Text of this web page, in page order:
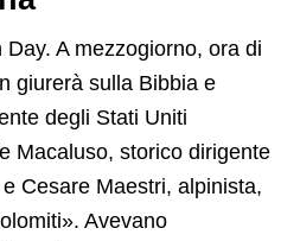
Day. A mezzogiorno, ora di
giurerà sulla Bibbia e
degli Stati Uniti
Macaluso, storico dirigente
Cesare Maestri, alpinista,
Avevano